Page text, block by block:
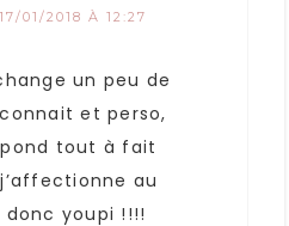
17/01/2018 À 12:27
un peu de
et perso,
tout à fait
au
youpi !!!!